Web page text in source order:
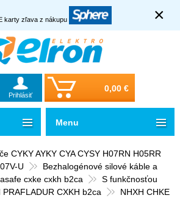
karty zľava z nákupu ×
Prihlásiť
0,00 €
CYKY AYKY CYA CYSY H07RN H05RR
U
Bezhalogénové silové káble a
cxke cxkh b2ca
S funkčnosťou
CXKH b2ca
NHXH CHKE
Menu